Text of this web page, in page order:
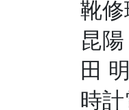
靴
昆
田
時